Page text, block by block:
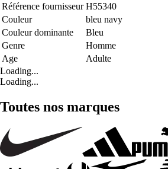
Référence fournisseur H55340
Couleur
bleu navy
Couleur dominante
Bleu
Genre
Homme
Age
Adulte
Loading...
Loading...
Toutes nos marques